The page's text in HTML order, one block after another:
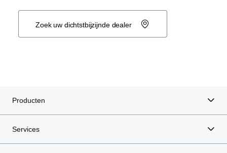
Zoek uw dichtstbijzijnde dealer
Producten
Services